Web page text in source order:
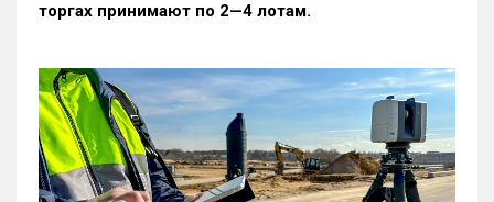
торгах принимают по 2—4 лотам.